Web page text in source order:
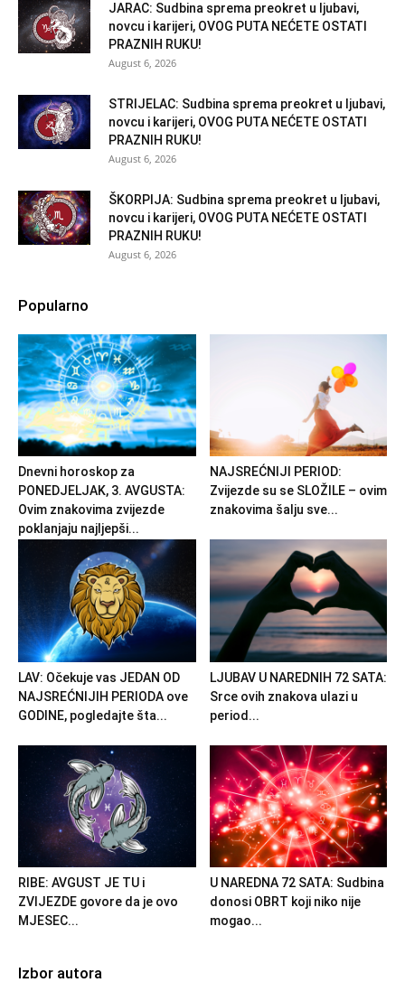
JARAC: Sudbina sprema preokret u ljubavi,
novcu i karijeri, OVOG PUTA NEĆETE OSTATI
PRAZNIH RUKU!
August 6, 2026
STRIJELAC: Sudbina sprema preokret u ljubavi,
novcu i karijeri, OVOG PUTA NEĆETE OSTATI
PRAZNIH RUKU!
August 6, 2026
ŠKORPIJA: Sudbina sprema preokret u ljubavi,
novcu i karijeri, OVOG PUTA NEĆETE OSTATI
PRAZNIH RUKU!
August 6, 2026
Popularno
Dnevni horoskop za
PONEDJELJAK, 3. AVGUSTA:
Ovim znakovima zvijezde
poklanjaju najljepši...
NAJSREĆNIJI PERIOD:
Zvijezde su se SLOŽILE – ovim
znakovima šalju sve...
LAV: Očekuje vas JEDAN OD
NAJSREĆNIJIH PERIODA ove
GODINE, pogledajte šta...
LJUBAV U NAREDNIH 72 SATA:
Srce ovih znakova ulazi u
period...
RIBE: AVGUST JE TU i
ZVIJEZDE govore da je ovo
MJESEC...
U NAREDNA 72 SATA: Sudbina
donosi OBRT koji niko nije
mogao...
Izbor autora